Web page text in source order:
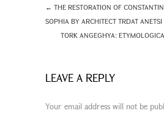
← THE RESTORATION OF
SOPHIA BY ARCHITECT TRDAT ANETSI
TORK ANGEGHYA:
LEAVE A REPLY
Your email address will not be